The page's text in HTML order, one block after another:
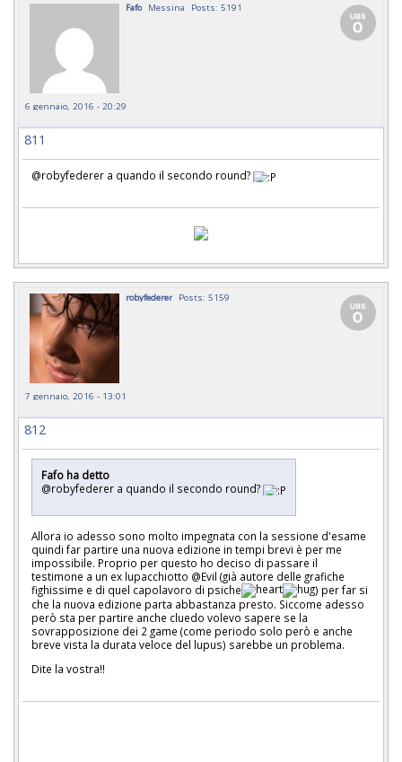
Fafo Messina Posts: 5191
6 gennaio, 2016 - 20:29
811
@robyfederer a quando il secondo round?
robyfederer Posts: 5159
7 gennaio, 2016 - 13:01
812
Fafo ha detto
@robyfederer a quando il secondo round?
Allora io adesso sono molto impegnata con la sessione d'esame
quindi far partire una nuova edizione in tempi brevi è per me
impossibile. Proprio per questo ho deciso di passare il
testimone a un ex lupacchiotto @Evil (già autore delle grafiche
fighissime e di quel capolavoro di psiche
) per far si
che la nuova edizione parta abbastanza presto. Siccome adesso
però sta per partire anche cluedo volevo sapere se la
sovrapposizione dei 2 game (come periodo solo però e anche
breve vista la durata veloce del lupus) sarebbe un problema.
Dite la vostra!!